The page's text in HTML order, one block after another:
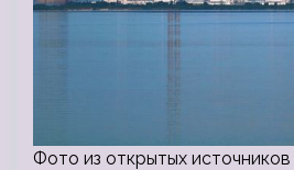
Фото из открытых